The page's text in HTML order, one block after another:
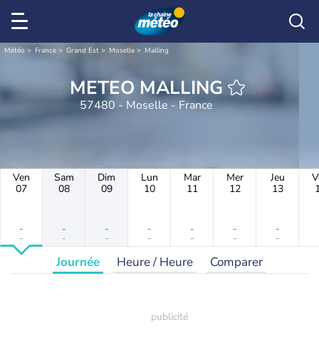
Météo France Grand Est Moselle Malling
METEO MALLING
57480 - Moselle - France
Ven
07
-
-
Sam
08
-
-
Dim
09
-
-
Lun
10
-
-
Mar
11
-
-
Mer
12
-
-
Jeu
13
-
-
Journée Heure / Heure Comparer